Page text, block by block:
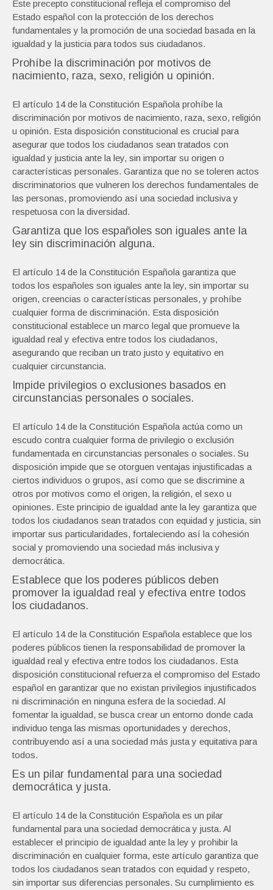
Este precepto constitucional refleja el compromiso del
Estado español con la protección de los derechos
fundamentales y la promoción de una sociedad basada en la
igualdad y la justicia para todos sus ciudadanos.
Prohíbe la discriminación por motivos de
nacimiento, raza, sexo, religión u opinión.
El artículo 14 de la Constitución Española prohíbe la
discriminación por motivos de nacimiento, raza, sexo, religión
u opinión. Esta disposición constitucional es crucial para
asegurar que todos los ciudadanos sean tratados con
igualdad y justicia ante la ley, sin importar su origen o
características personales. Garantiza que no se toleren actos
discriminatorios que vulneren los derechos fundamentales de
las personas, promoviendo así una sociedad inclusiva y
respetuosa con la diversidad.
Garantiza que los españoles son iguales ante la
ley sin discriminación alguna.
El artículo 14 de la Constitución Española garantiza que
todos los españoles son iguales ante la ley, sin importar su
origen, creencias o características personales, y prohíbe
cualquier forma de discriminación. Esta disposición
constitucional establece un marco legal que promueve la
igualdad real y efectiva entre todos los ciudadanos,
asegurando que reciban un trato justo y equitativo en
cualquier circunstancia.
Impide privilegios o exclusiones basados en
circunstancias personales o sociales.
El artículo 14 de la Constitución Española actúa como un
escudo contra cualquier forma de privilegio o exclusión
fundamentada en circunstancias personales o sociales. Su
disposición impide que se otorguen ventajas injustificadas a
ciertos individuos o grupos, así como que se discrimine a
otros por motivos como el origen, la religión, el sexo u
opiniones. Este principio de igualdad ante la ley garantiza que
todos los ciudadanos sean tratados con equidad y justicia, sin
importar sus particularidades, fortaleciendo así la cohesión
social y promoviendo una sociedad más inclusiva y
democrática.
Establece que los poderes públicos deben
promover la igualdad real y efectiva entre todos
los ciudadanos.
El artículo 14 de la Constitución Española establece que los
poderes públicos tienen la responsabilidad de promover la
igualdad real y efectiva entre todos los ciudadanos. Esta
disposición constitucional refuerza el compromiso del Estado
español en garantizar que no existan privilegios injustificados
ni discriminación en ninguna esfera de la sociedad. Al
fomentar la igualdad, se busca crear un entorno donde cada
individuo tenga las mismas oportunidades y derechos,
contribuyendo así a una sociedad más justa y equitativa para
todos.
Es un pilar fundamental para una sociedad
democrática y justa.
El artículo 14 de la Constitución Española es un pilar
fundamental para una sociedad democrática y justa. Al
establecer el principio de igualdad ante la ley y prohibir la
discriminación en cualquier forma, este artículo garantiza que
todos los ciudadanos sean tratados con equidad y respeto,
sin importar sus diferencias personales. Su cumplimiento es